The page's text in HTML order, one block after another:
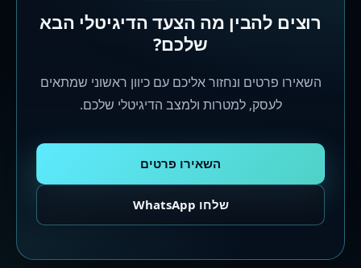
רוצים להבין מה הצעד הדיגיטלי הבא
שלכם?
השאירו פרטים ונחזור אליכם עם כיוון ראשוני שמתאים
לעסק, למטרות ולמצב הדיגיטלי שלכם.
השאירו פרטים
שלחו WhatsApp